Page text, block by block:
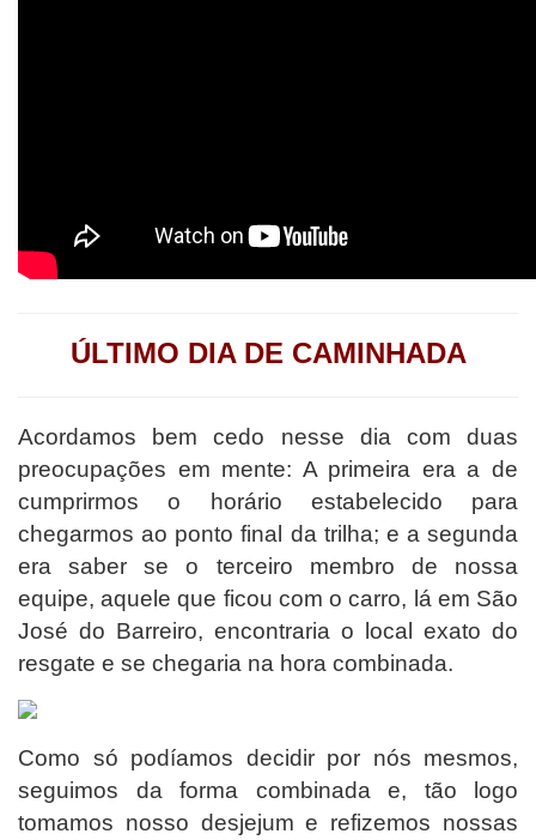
ÚLTIMO DIA DE CAMINHADA
Acordamos bem cedo nesse dia com duas
preocupações em mente: A primeira era a de
cumprirmos o horário estabelecido para
chegarmos ao ponto final da trilha; e a segunda
era saber se o terceiro membro de nossa
equipe, aquele que ficou com o carro, lá em São
José do Barreiro, encontraria o local exato do
resgate e se chegaria na hora combinada.
Como só podíamos decidir por nós mesmos,
seguimos da forma combinada e, tão logo
tomamos nosso desjejum e refizemos nossas